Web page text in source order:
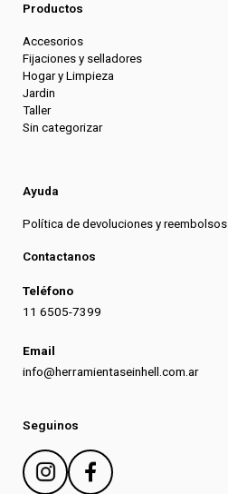
Productos
Accesorios
Fijaciones y selladores
Hogar y Limpieza
Jardin
Taller
Sin categorizar
Ayuda
Política de devoluciones y reembolsos
Contactanos
Teléfono
11 6505-7399
Email
info@herramientaseinhell.com.ar
Seguinos